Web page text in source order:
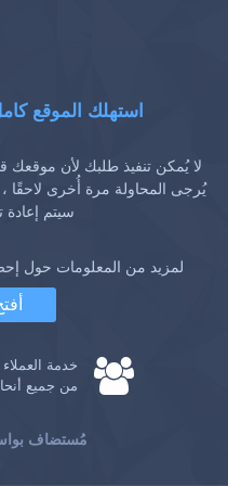
استهلك الموقع
لا يُمكن تنفيذ طلبك لأن موقعك
يُرجى المحاولة مرة أُخرى لاحقًا
سيتم إعادة
لمزيد من المعلومات حول
خدمة العملاء
من جميع
: مُستضاف